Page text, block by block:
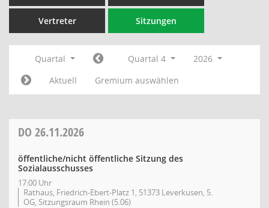
Vertreter Sitzungen
Quartal Quartal 4
2026
Aktuell
Gremium auswählen
DO 26.11.2026
öffentliche/nicht öffentliche Sitzung des
Sozialausschusses
17:00 Uhr
Rathaus, Friedrich-Ebert-Platz 1, 51373 Leverkusen, 5.
OG, Sitzungsraum Rhein (5.06)